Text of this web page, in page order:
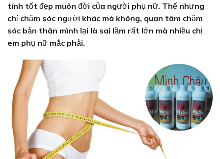
tính tốt đẹp muôn đời của người phụ nữ. Thế nhưng
chỉ chăm sóc người khác mà không, quan tâm chăm
sóc bản thân mình lại là sai lầm rất lớn mà nhiều chị
em phụ nữ mắc phải.